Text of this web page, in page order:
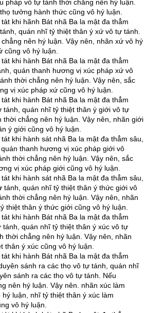
pháp vô tự tánh thời chẳng nên hý luận.
tưởng hành thức cũng vô hý luận.
khi hãnh Bát nhã Ba la mật đa thẳm
quán nhĩ tỷ thiệt thân ý xứ vô tự tánh.
nên hý luận. Vậy nên, nhãn xứ vô hý
cũng vô hý luận.
khi hành Bát nhã Ba la mật đa thẳm
quán thanh hương vị xúc pháp xứ vô
thời chẳng nên hý luận. Vậy nên, sắc
vị xúc pháp xứ cũng vô hý luận.
khi hành Bát nhã Ba la mật đa thẳm
tánh, quán nhĩ tỷ thiệt thân ý giới vô tự
thời chẳng nên hý luận. Vậy nên, nhãn giới
ý giới cũng vô hý luận.
khi hành sát nhã Ba la mật đa thẳm sâu,
thanh hương vị xúc pháp giới vô
thời chẳng nên hý luận. Vậy nên, sắc
vị xúc pháp giới cũng vô hý luận.
khi hành sát nhã Ba la mật đa thẳm sâu,
tánh, quán nhĩ tỷ thiệt thân ý thức giới vô
thời chẳng nên hý luận. Vậy nên, nhãn
thiệt thân ý thức giới cũng vô hý luận.
khi hành Bát nhã Ba la mật đa thẳm
quán nhĩ tỷ thiệt thân ý xúc vô tự
thời chẳng nên hý luận. Vậy nên, nhãn
thân ý xúc cũng vô hý luận.
khi hành Bát nhã Ba la mật đa thẳm
sánh ra các thọ vô tự tánh, quán nhĩ
sánh ra các thọ vô tự tánh. Nếu
nên hý luận. Vậy nên. nhãn xúc làm
luận, nhĩ tỷ thiệt thân ý xúc làm
vô hý luận.